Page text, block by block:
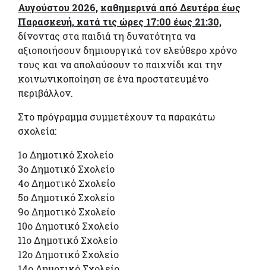
Αυγούστου 2026, καθημερινά από Δευτέρα έως
Παρασκευή, κατά τις ώρες 17:00 έως 21:30,
δίνοντας στα παιδιά τη δυνατότητα να
αξιοποιήσουν δημιουργικά τον ελεύθερο χρόνο
τους και να απολαύσουν το παιχνίδι και την
κοινωνικοποίηση σε ένα προστατευμένο
περιβάλλον.
Στο πρόγραμμα συμμετέχουν τα παρακάτω
σχολεία:
1ο Δημοτικό Σχολείο
3ο Δημοτικό Σχολείο
4ο Δημοτικό Σχολείο
5ο Δημοτικό Σχολείο
9ο Δημοτικό Σχολείο
10ο Δημοτικό Σχολείο
11ο Δημοτικό Σχολείο
12ο Δημοτικό Σχολείο